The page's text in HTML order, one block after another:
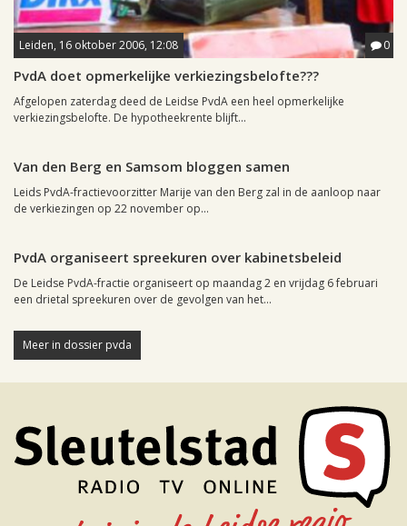
Leiden, 16 oktober 2006, 12:08 0
PvdA doet opmerkelijke verkiezingsbelofte???
Afgelopen zaterdag deed de Leidse PvdA een heel opmerkelijke
verkiezingsbelofte. De hypotheekrente blijft...
Van den Berg en Samsom bloggen samen
Leids PvdA-fractievoorzitter Marije van den Berg zal in de aanloop naar
de verkiezingen op 22 november op...
PvdA organiseert spreekuren over kabinetsbeleid
De Leidse PvdA-fractie organiseert op maandag 2 en vrijdag 6 februari
een drietal spreekuren over de gevolgen van het...
Meer in dossier pvda